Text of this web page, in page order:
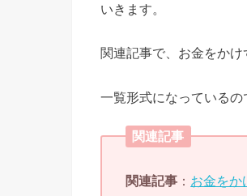
いきます。
関連記事で、お金をかけ
一覧形式になっているの
関連記事
関連記事 ： お金をか